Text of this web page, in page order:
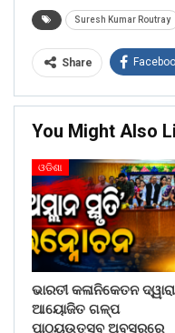
Suresh Kumar Routray
Share
You Might Also
ଓଡିଶା
ଭାରତୀ କଳାନିକେତନ ଦ୍ୱାରା
ଆୟୋଜିତ ଗଳ୍ପ
ପାଠ୍ୟଉତ୍ସବ ଅବସରରେ